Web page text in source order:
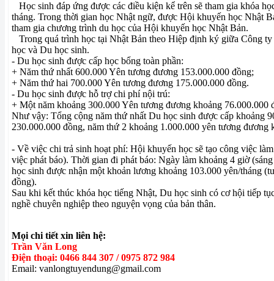
Học sinh đáp ứng được các điều kiện kể trên sẽ tham gia khóa
tháng. Trong thời gian học Nhật ngữ, được Hội khuyến học Nhật
tham gia chương trình du học của Hội khuyến học Nhật
Trong quá trình học tại Nhật Bản theo Hiệp định ký giữa Công
học và Du học sinh.
- Du học sinh được cấp học bổng toàn phần:
+ Năm thứ nhất 600.000 Yên tương đương 153.000.000
+ Năm thứ hai 700.000 Yên tương đương 175.000.000
- Du học sinh được hỗ trợ chi phí nội trú:
+ Một năm khoảng 300.000 Yên tương đương khoảng
Như vậy: Tổng cộng năm thứ nhất Du học sinh được cấp khoảng
230.000.000 đồng, năm thứ 2 khoảng 1.000.000 yên tương đương
- Về việc chi trả sinh hoạt phí: Hội khuyến học sẽ tạo công việc
việc phát báo). Thời gian đi phát báo: Ngày làm khoảng 4 giờ
học sinh được nhận một khoản lương khoảng 103.000 yên/tháng
đồng).
Sau khi kết thúc khóa học tiếng Nhật, Du học sinh có cơ hội tiếp
nghề chuyên nghiệp theo nguyện vọng của bản thân.
Mọi chi tiết xin liên hệ:
Trần Văn Long
Điện thoại: 0466 844 307 / 0975 872 984
Email: vanlongtuyendung@gmail.com